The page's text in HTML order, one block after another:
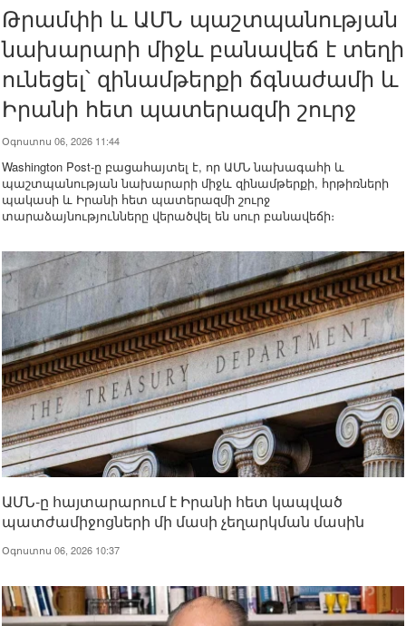
Թրամփի և ԱՄՆ պաշտպանության
նախարարի միջև բանավեճ է տեղի
ունեցել՝ զինամթերքի ճգնաժամի և
Իրանի հետ պատերազմի շուրջ
Օգոստոս 06, 2026 11:44
Washington Post-ը բացահայտել է, որ ԱՄՆ նախագահի և
պաշտպանության նախարարի միջև զինամթերքի, հրթիռների
պակասի և Իրանի հետ պատերազմի շուրջ
տարաձայնությունները վերածվել են սուր բանավեճի։
ԱՄՆ-ը հայտարարում է Իրանի հետ կապված
պատժամիջոցների մի մասի չեղարկման մասին
Օգոստոս 06, 2026 10:37